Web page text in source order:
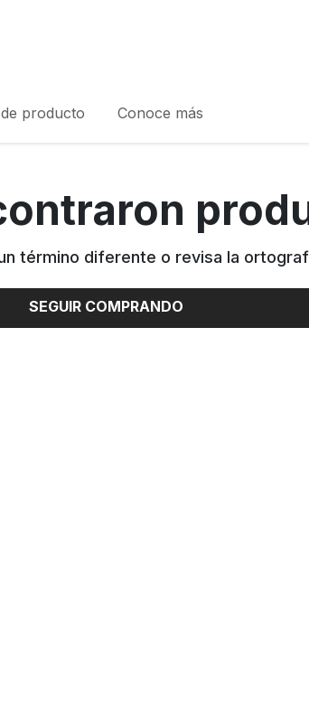
producto Conoce más
término diferente o revisa la
SEGUIR COMPRANDO